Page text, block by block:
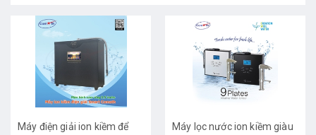
Máy điện giải ion kiềm để
Máy lọc nước ion kiềm giàu